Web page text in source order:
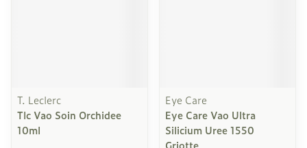
T. Leclerc
Tlc Vao Soin Orchidee
10ml
Eye Care
Eye Care Vao Ultra
Silicium Uree 1550
Griotte